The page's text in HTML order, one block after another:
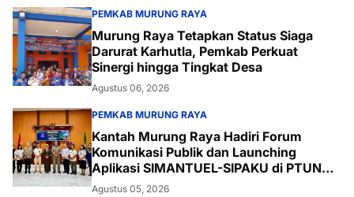
PEMKAB MURUNG RAYA
Murung Raya Tetapkan Status Siaga
Darurat Karhutla, Pemkab Perkuat
Sinergi hingga Tingkat Desa
Agustus 06, 2026
PEMKAB MURUNG RAYA
Kantah Murung Raya Hadiri Forum
Komunikasi Publik dan Launching
Aplikasi SIMANTUEL-SIPAKU di PTUN
Palangka Raya
Agustus 05, 2026